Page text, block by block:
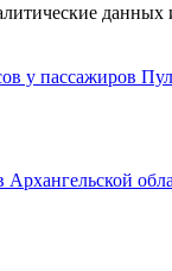
у пассажиров